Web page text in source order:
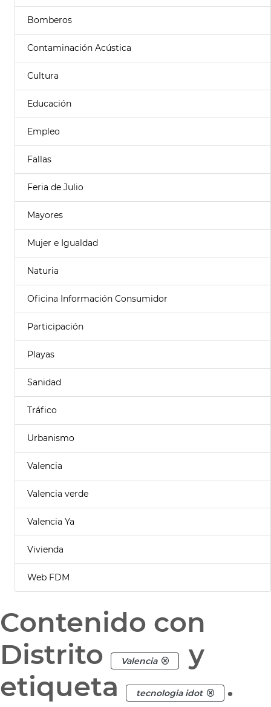
Bomberos
Contaminación Acústica
Cultura
Educación
Empleo
Fallas
Feria de Julio
Mayores
Mujer e Igualdad
Naturia
Oficina Información Consumidor
Participación
Playas
Sanidad
Tráfico
Urbanismo
Valencia
Valencia verde
Valencia Ya
Vivienda
Web FDM
Contenido con
Distrito
Valencia
y
etiqueta
tecnologia idot .